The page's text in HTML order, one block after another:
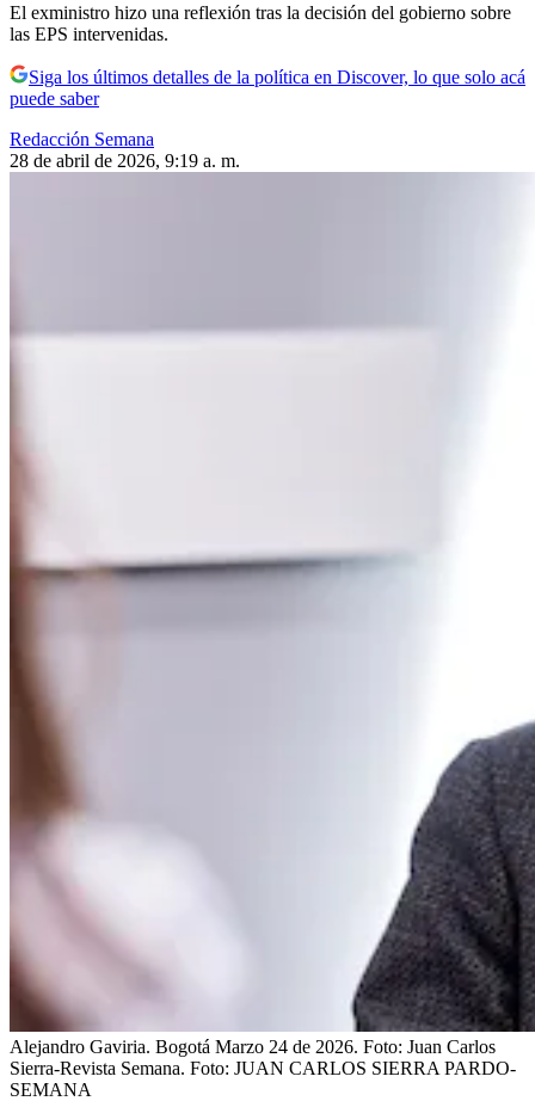
El exministro hizo una reflexión tras la decisión del gobierno sobre
las EPS intervenidas.
Siga los últimos detalles de la política en Discover, lo que solo acá
puede saber
Redacción Semana
28 de abril de 2026, 9:19 a. m.
Alejandro Gaviria. Bogotá Marzo 24 de 2026. Foto: Juan Carlos
Sierra-Revista Semana. Foto: JUAN CARLOS SIERRA PARDO-
SEMANA